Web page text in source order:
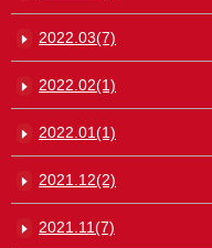
2022.03(7)
2022.02(1)
2022.01(1)
2021.12(2)
2021.11(7)